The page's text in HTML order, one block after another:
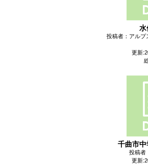
水
投稿者：アルプ
更新
千曲市
投稿者
更新